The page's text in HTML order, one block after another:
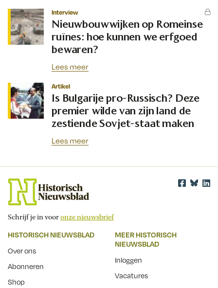
Interview
Nieuwbouwwijken op Romeinse
ruïnes: hoe kunnen we erfgoed
bewaren?
Lees meer
Artikel
Is Bulgarije pro-Russisch? Deze
premier wilde van zijn land de
zestiende Sovjet-staat maken
Lees meer
Schrijf je in vooronze nieuwsbrief
HISTORISCH NIEUWSBLAD
Over ons
Abonneren
Shop
MEER HISTORISCH
NIEUWSBLAD
Inloggen
Vacatures